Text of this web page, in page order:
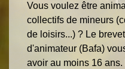
Vous voulez être
collectifs de mineurs
de loisirs...) ? Le
d'animateur (Bafa)
avoir au moins 16